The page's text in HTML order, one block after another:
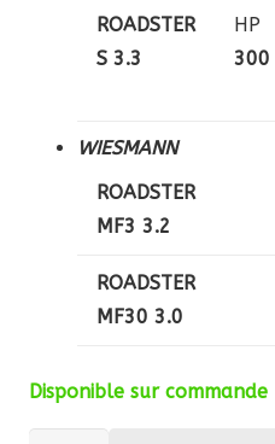
ROADSTER
S 3.3
HP
300
WIESMANN
ROADSTER
MF3 3.2
ROADSTER
MF30 3.0
Disponible sur commande